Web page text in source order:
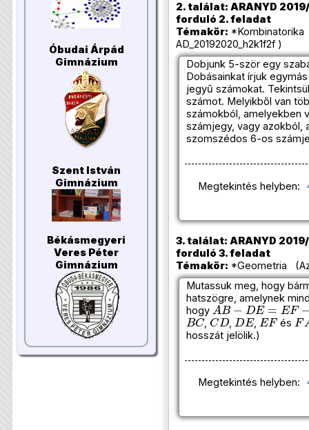
Óbudai Árpád
Gimnázium
Szent István
Gimnázium
Békásmegyeri
Veres Péter
Gimnázium
2. találat: ARANYD
forduló 2. feladat
Témakör:
AD_20192020_h2k1f2f )
Dobjunk 5-ször egy
Dobásainkat írjuk
jegyű számokat.
számot. Melyikből van
számokból, amelyekben
számjegy, vagy azokból,
szomszédos 6-os
Megtekintés helyben:
3. találat: ARANYD
forduló 3. feladat
Témakör: *Geometria
Mutassuk meg, hogy
hatszögre, amelynek
hogy
AB− DE=EF−BC
BC
,
CD
,
DE
,
EF
és
F
hosszát jelölik.)
Megtekintés helyben: